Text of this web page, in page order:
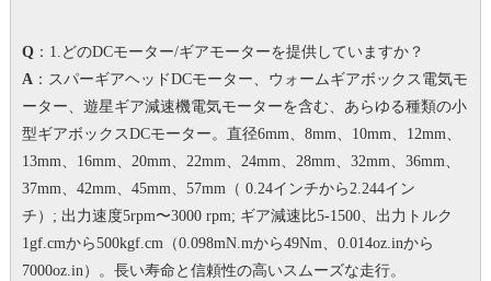
Q：1.どのDCモーター/ギアモーターを提供していますか？
A：スパーギアヘッドDCモーター、ウォームギアボックス電気モ
ーター、遊星ギア減速機電気モーターを含む、あらゆる種類の小
型ギアボックスDCモーター。 直径6mm、8mm、10mm、12mm、
13mm、16mm、20mm、22mm、24mm、28mm、32mm、36mm、
37mm、42mm、45mm、57mm（ 0.24インチから2.244イン
チ）; 出力速度5rpm〜3000 rpm; ギア減速比5-1500、出力トルク
1gf.cmから500kgf.cm（0.098mN.mから49Nm、0.014oz.inから
7000oz.in）。 長い寿命と信頼性の高いスムーズな走行。